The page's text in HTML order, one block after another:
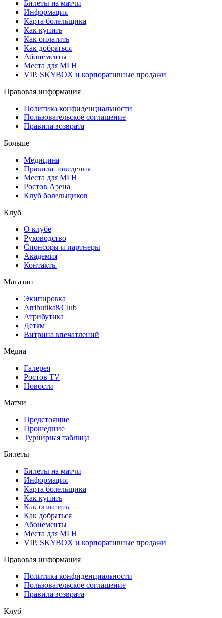
Билеты на матчи
Информация
Карта болельщика
Как купить
Как оплатить
Как добраться
Абонементы
Места для МГН
VIP, SKYBOX и корпоративные продажи
Правовая информация
Политика конфиденциальности
Пользовательское соглашение
Правила возврата
Больше
Медицина
Правила поведения
Места для МГН
Ростов Арена
Клуб болельщиков
Клуб
О клубе
Руководство
Спонсоры и партнеры
Академия
Контакты
Магазин
Экипировка
Atributika&Club
Атрибутика
Детям
Витрина впечатлений
Медиа
Галерея
Ростов TV
Новости
Матчи
Предстоящие
Прошедшие
Турнирная таблица
Билеты
Билеты на матчи
Информация
Карта болельщика
Как купить
Как оплатить
Как добраться
Абонементы
Места для МГН
VIP, SKYBOX и корпоративные продажи
Правовая информация
Политика конфиденциальности
Пользовательское соглашение
Правила возврата
Клуб